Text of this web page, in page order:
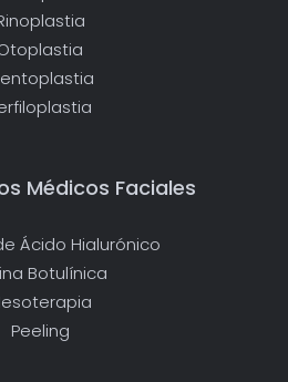
Médicos Faciales
Ácido Hialurónico
Botulínica
Peeling